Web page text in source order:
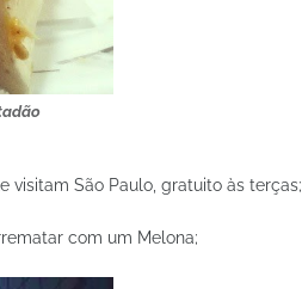
visitam São Paulo, gratuito às terças;
com um Melona;